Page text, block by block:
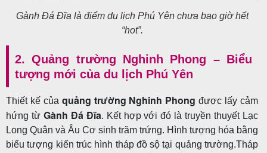
Gành Đá Đĩa là điểm du lịch Phú Yên chưa bao giờ hết
“hot”.
2. Quảng trường Nghinh Phong – Biểu
tượng mới của du lịch Phú Yên
Thiết kế của quảng trường Nghinh Phong được lấy cảm
hứng từ Gành Đá Đĩa. Kết hợp với đó là truyền thuyết Lạc
Long Quân và Âu Cơ sinh trăm trứng. Hình tượng hóa bằng
biểu tượng kiến trúc hình tháp đồ sộ tại quảng trường.Tháp